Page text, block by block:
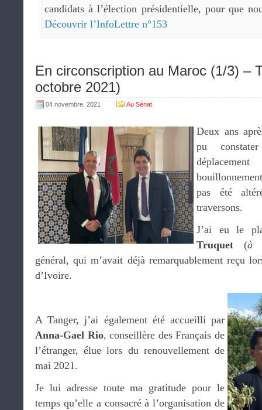
candidats à l’élection présidentielle, pour que
Découvrir l’InfoLettre n°153
En circonscription au Maroc (1/3) –
octobre 2021)
04 novembre, 2021 Au Sénat
Deux ans
pu
pas été
traversons.
J’ai eu le
Truquet (à
général, qui m’avait déjà remarquablement reçu
d’Ivoire.
A Tanger, j’ai également été accueilli par
Anna-Gael Rio, conseillère des Français de
l’étranger, élue lors du renouvellement de
mai 2021.
Je lui adresse toute ma gratitude pour le
temps qu’elle a consacré à l’organisation de